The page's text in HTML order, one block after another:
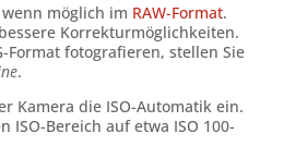
möglich im RAW-Format.
Korrekturmöglichkeiten.
Format fotografieren, stellen Sie
.
Kamera die ISO-Automatik ein.
ISO-Bereich auf etwa ISO 100-